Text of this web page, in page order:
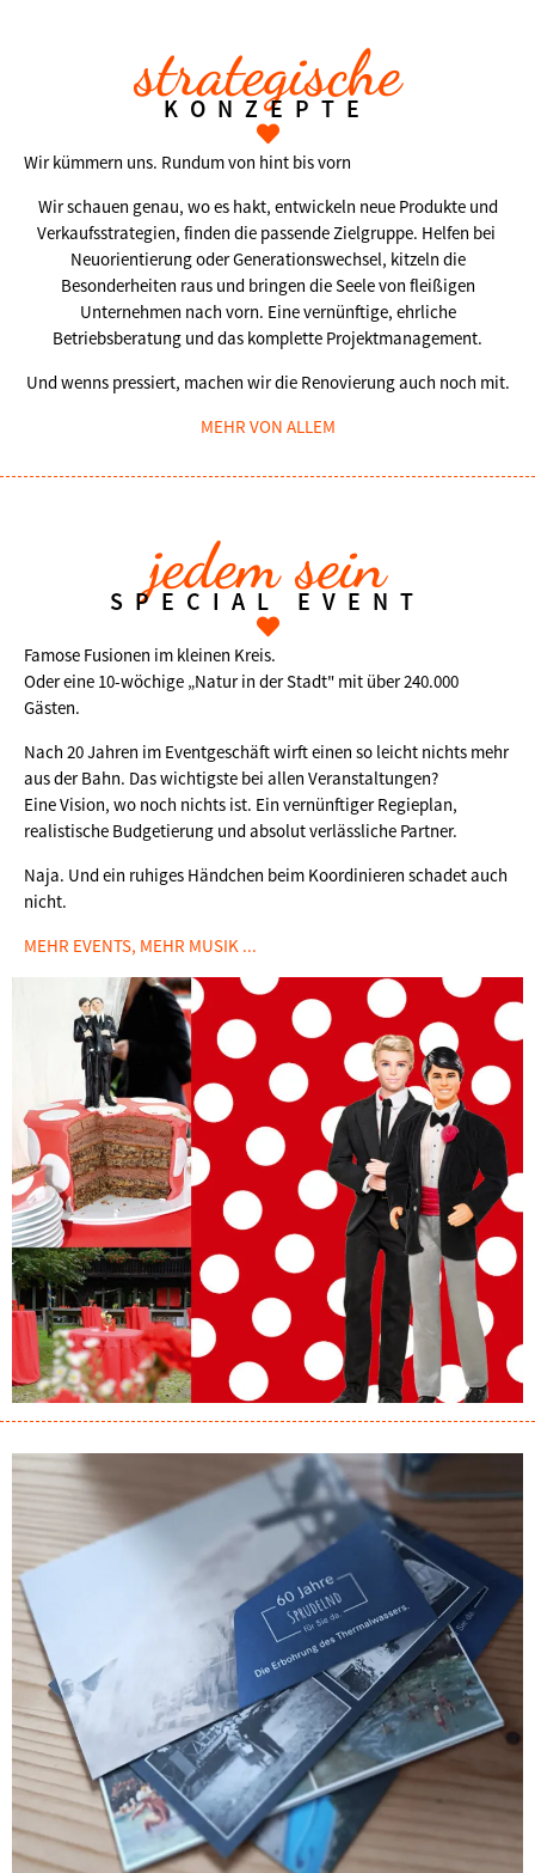
strategische
KONZEPTE
Wir kümmern uns. Rundum von hint bis vorn
Wir schauen genau, wo es hakt, entwickeln neue Produkte und
Verkaufsstrategien, finden die passende Zielgruppe. Helfen bei
Neuorientierung oder Generationswechsel, kitzeln die
Besonderheiten raus und bringen die Seele von fleißigen
Unternehmen nach vorn. Eine vernünftige, ehrliche
Betriebsberatung und das komplette Projektmanagement.
Und wenns pressiert, machen wir die Renovierung auch noch mit.
MEHR VON ALLEM
jedem sein
SPECIAL EVENT
Famose Fusionen im kleinen Kreis.
Oder eine 10-wöchige „Natur in der Stadt" mit über 240.000
Gästen.
Nach 20 Jahren im Eventgeschäft wirft einen so leicht nichts mehr
aus der Bahn. Das wichtigste bei allen Veranstaltungen?
Eine Vision, wo noch nichts ist. Ein vernünftiger Regieplan,
realistische Budgetierung und absolut verlässliche Partner.
Naja. Und ein ruhiges Händchen beim Koordinieren schadet auch
nicht.
MEHR EVENTS, MEHR MUSIK ...